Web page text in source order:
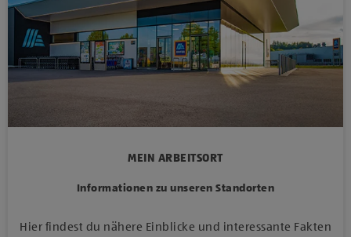
MEIN ARBEITSORT
Informationen zu unseren Standorten
Hier findest du nähere Einblicke und interessante Fakten